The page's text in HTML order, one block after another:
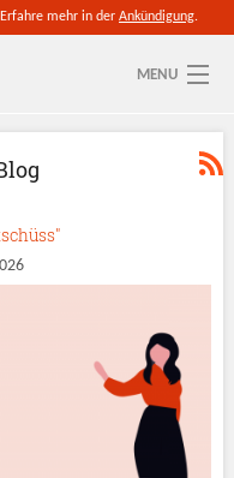
mehr in der Ankündigung.
MENU